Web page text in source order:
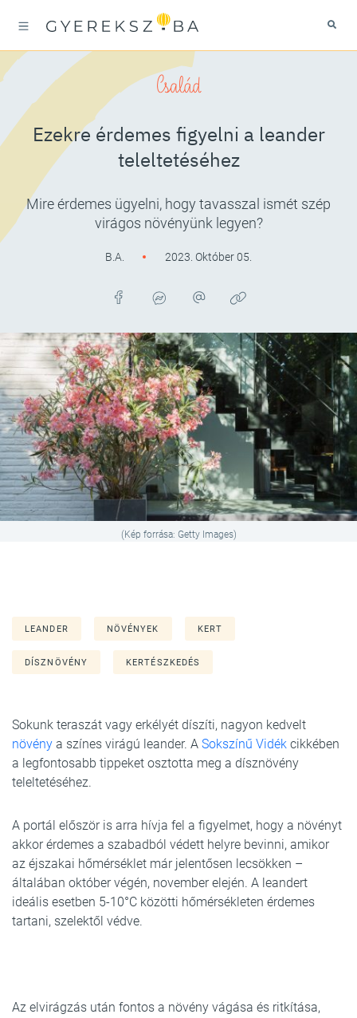
Család
Ezekre érdemes figyelni a leander
teleltetéséhez
Mire érdemes ügyelni, hogy tavasszal ismét szép
virágos növényünk legyen?
B.A. 2023. Október 05.
(Kép forrása: Getty Images)
LEANDER NÖVÉNYEK KERT
DÍSZNÖVÉNY KERTÉSZKEDÉS
Sokunk teraszát vagy erkélyét díszíti, nagyon kedvelt
növény a színes virágú leander. A Sokszínű Vidék cikkében
a legfontosabb tippeket osztotta meg a dísznövény
teleltetéséhez.
A portál először is arra hívja fel a figyelmet, hogy a növényt
akkor érdemes a szabadból védett helyre bevinni, amikor
az éjszakai hőmérséklet már jelentősen lecsökken –
általában október végén, november elején. A leandert
ideális esetben 5-10°C közötti hőmérsékleten érdemes
tartani, szelektől védve.
Az elvirágzás után fontos a növény vágása és ritkítása,